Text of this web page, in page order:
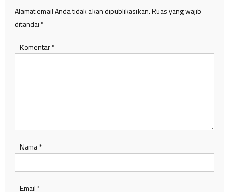
Alamat email Anda tidak akan dipublikasikan.Ruas yang wajib
ditandai *
Komentar*
Nama*
Email *